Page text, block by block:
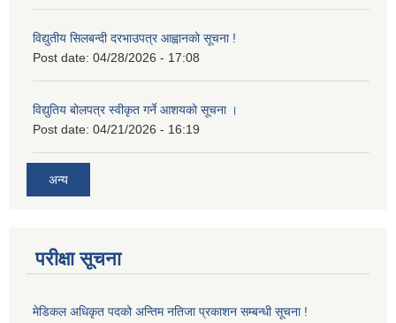
विद्युतीय सिलबन्दी दरभाउपत्र आह्वानको सूचना !
Post date: 04/28/2026 - 17:08
विद्युतिय बोलपत्र स्वीकृत गर्ने आशयको सूचना ।
Post date: 04/21/2026 - 16:19
अन्य
परीक्षा सूचना
मेडिकल अधिकृत पदको अन्तिम नतिजा प्रकाशन सम्बन्धी सूचना !